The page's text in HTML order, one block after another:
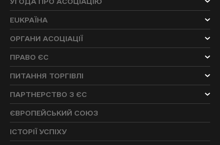
EUKРАЇНА
ОРГАНИ АСОЦІАЦІЇ
ПРАВО ЄС
ПИТАННЯ ТОРГІВЛІ
ПАРТНЕРСТВО З ЄС
ЄВРОПЕЙСЬКИЙ СОЮЗ
ІСТОРІЇ УСПІХУ